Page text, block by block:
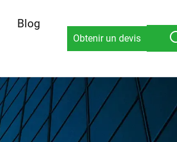
Blog
Obtenir un devis